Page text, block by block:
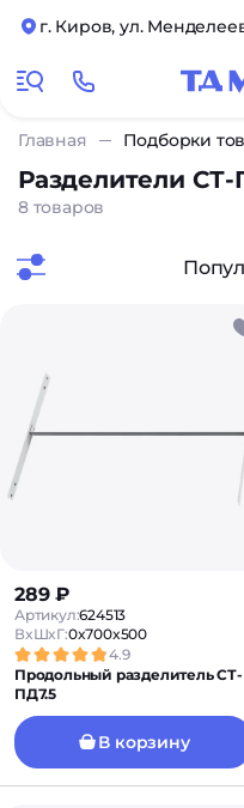
г. Киров, ул.
Главная Подборки
Разделители
8 товаров
289 ₽
Артикул:624513
ВxШxГ:0x700x500
4.9
Продольный разделитель СТ-
ПД7.5
В корзину